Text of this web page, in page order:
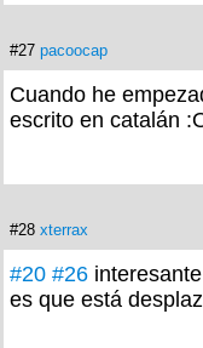
#27 pacoocap
Cuando he
escrito en catalán
#28 xterrax
#20 #26
es que está